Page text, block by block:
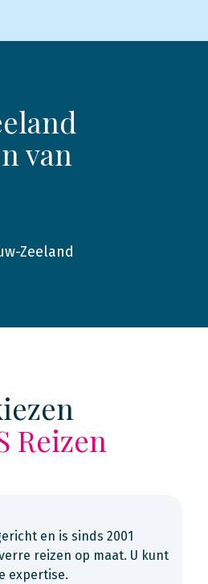
van
Zeeland
Reizen
en is sinds 2001
reizen op maat. U kunt
expertise.